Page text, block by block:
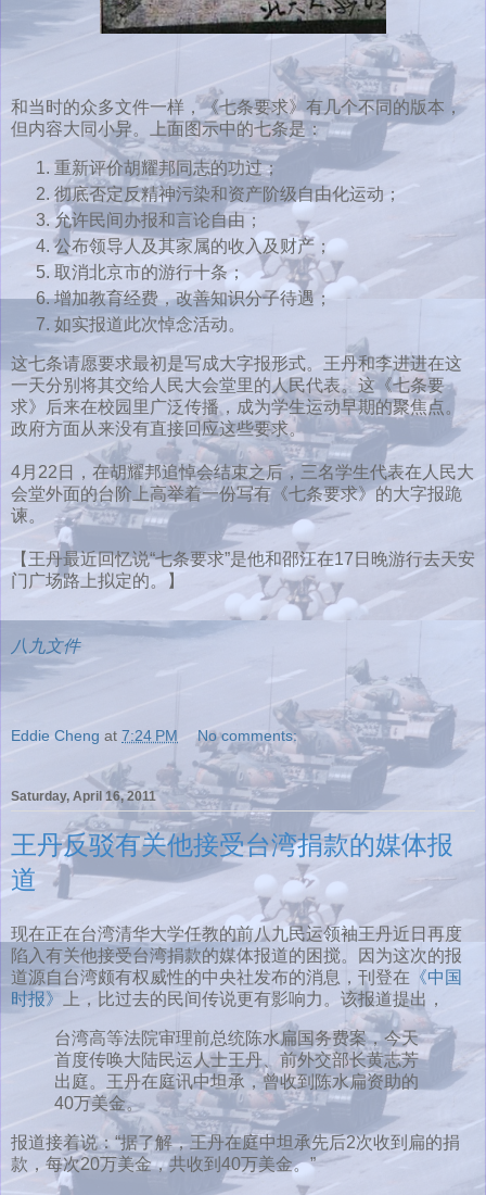
和当时的众多文件一样，《七条要求》有几个不同的版本，
但内容大同小异。上面图示中的七条是：
重新评价胡耀邦同志的功过；
彻底否定反精神污染和资产阶级自由化运动；
允许民间办报和言论自由；
公布领导人及其家属的收入及财产；
取消北京市的游行十条；
增加教育经费，改善知识分子待遇；
如实报道此次悼念活动。
这七条请愿要求最初是写成大字报形式。王丹和李进进在这
一天分别将其交给人民大会堂里的人民代表。这《七条要
求》后来在校园里广泛传播，成为学生运动早期的聚焦点。
政府方面从来没有直接回应这些要求。
4月22日，在胡耀邦追悼会结束之后，三名学生代表在人民大
会堂外面的台阶上高举着一份写有《七条要求》的大字报跪
谏。
【王丹最近回忆说“七条要求”是他和邵江在17日晚游行去天安
门广场路上拟定的。】
八九文件
Eddie Cheng at 7:24 PM No comments:
Saturday, April 16, 2011
王丹反驳有关他接受台湾捐款的媒体报
道
现在正在台湾清华大学任教的前八九民运领袖王丹近日再度
陷入有关他接受台湾捐款的媒体报道的困搅。因为这次的报
道源自台湾颇有权威性的中央社发布的消息，刊登在 《中国
时报》
上，比过去的民间传说更有影响力。该报道提出，
台湾高等法院审理前总统陈水扁国务费案，今天
首度传唤大陆民运人士王丹、前外交部长黄志芳
出庭。王丹在庭讯中坦承，曾收到陈水扁资助的
40万美金。
报道接着说：“据了解，王丹在庭中坦承先后2次收到扁的捐
款，每次20万美金，共收到40万美金。”